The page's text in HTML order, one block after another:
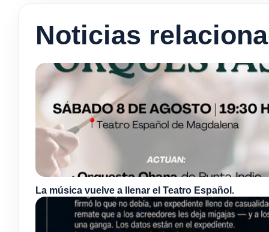
Noticias
La música vuelve a llenar el Teatro Español.